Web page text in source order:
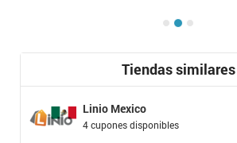
Tiendas similares
Linio Mexico
4 cupones disponibles